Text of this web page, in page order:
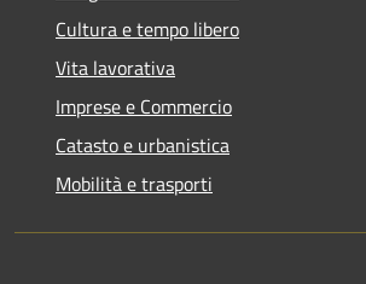
Cultura e tempo libero
Vita lavorativa
Imprese e Commercio
Catasto e urbanistica
Mobilità e trasporti